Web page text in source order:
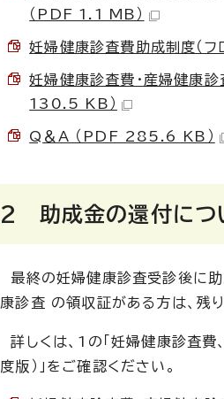
（PDF 1.1 MB）
妊婦健康診査費助成制度（
妊婦健康診査費・産婦健康
130.5 KB）
Q＆A （PDF 285.6 KB）
2 助成金の還付につ
最終の妊婦健康診査受診後に
康診査 の領収証がある方は、残
詳しくは、1の「妊婦健康診査
度版）」をご確認ください。